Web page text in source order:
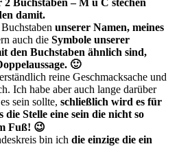
damit.
unserer Namen, meines
auch die Symbole unserer
den Buchstaben ähnlich sind,
🙂
reine Geschmacksache und
Ich habe aber auch lange darüber
sein sollte, schließlich wird es für
Stelle eine sein die nicht so
Fuß! 😉
bin ich die einzige die ein